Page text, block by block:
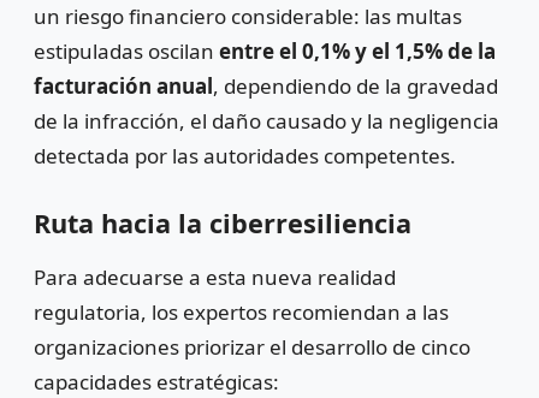
un riesgo financiero considerable: las multas
estipuladas oscilan entre el 0,1% y el 1,5% de la
facturación anual, dependiendo de la gravedad
de la infracción, el daño causado y la negligencia
detectada por las autoridades competentes.
Ruta hacia la ciberresiliencia
Para adecuarse a esta nueva realidad
regulatoria, los expertos recomiendan a las
organizaciones priorizar el desarrollo de cinco
capacidades estratégicas: